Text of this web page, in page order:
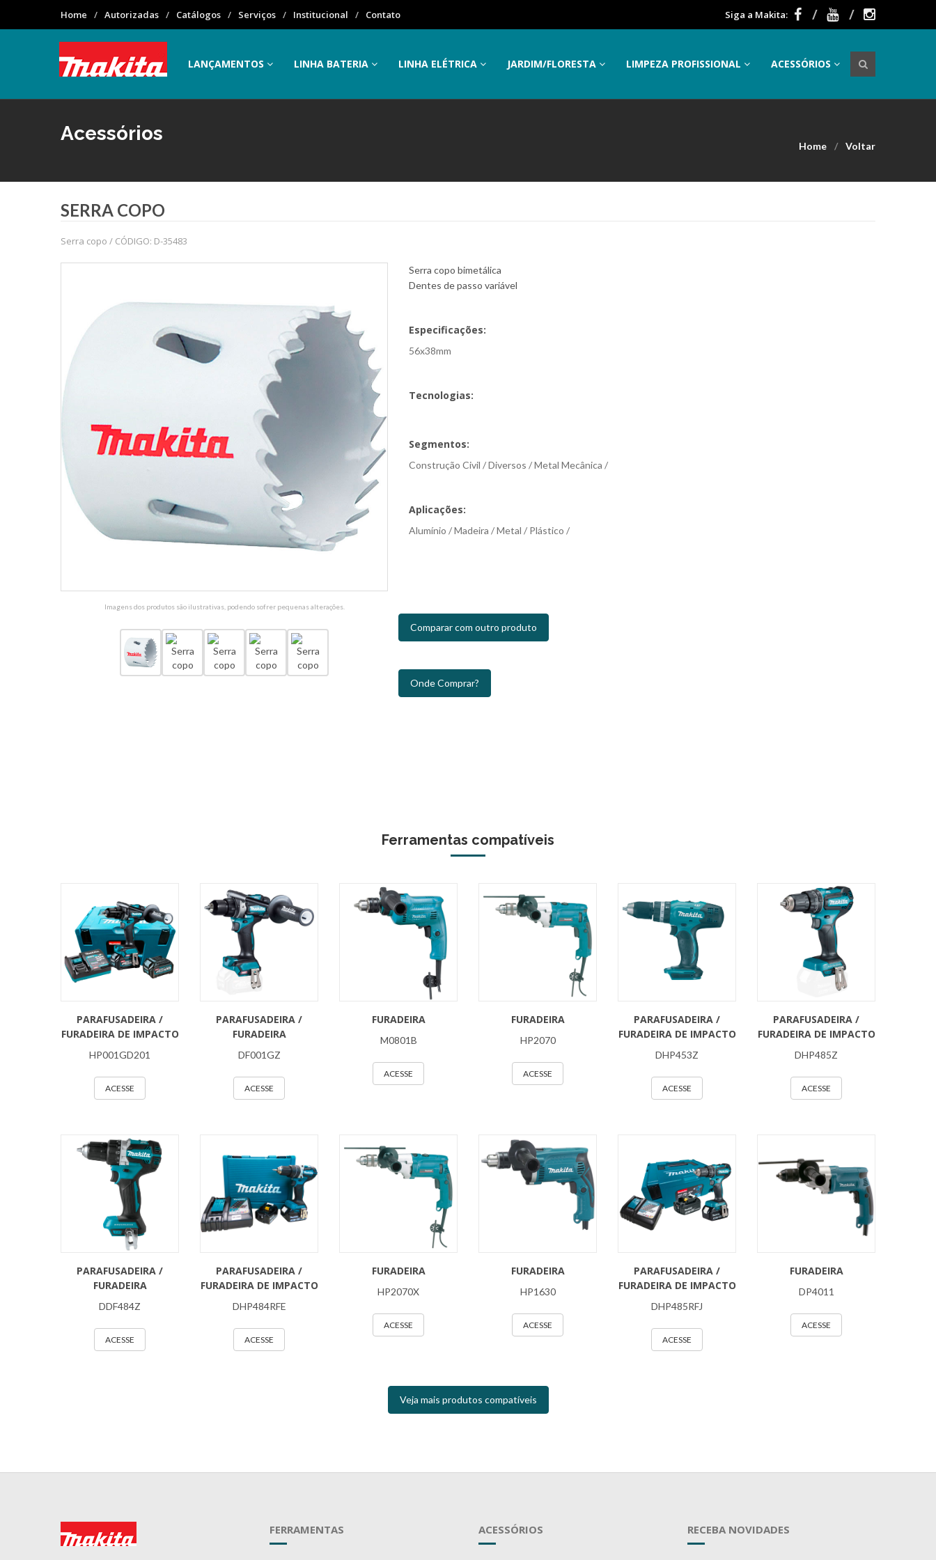
Home Autorizadas Catálogos Serviços Institucional Contato Siga a Makita:
LANÇAMENTOS LINHA BATERIA LINHA ELÉTRICA JARDIM/FLORESTA LIMPEZA PROFISSIONAL ACESSÓRIOS
Acessórios
Home Voltar
SERRA COPO
Serra copo / CÓDIGO: D-35483
Imagens dos produtos são ilustrativas, podendo sofrer pequenas alterações.
Serra copo bimetálica
Dentes de passo variável
Especificações:
56x38mm
Tecnologias:
Segmentos:
Construção Civil / Diversos / Metal Mecânica /
Aplicações:
Alumínio / Madeira / Metal / Plástico /
Comparar com outro produto
Onde Comprar?
Ferramentas compatíveis
PARAFUSADEIRA /
FURADEIRA DE IMPACTO
HP001GD201
ACESSE
PARAFUSADEIRA /
FURADEIRA
DF001GZ
ACESSE
FURADEIRA
M0801B
ACESSE
FURADEIRA
HP2070
ACESSE
PARAFUSADEIRA /
FURADEIRA DE IMPACTO
DHP453Z
ACESSE
PARAFUSADEIRA /
FURADEIRA DE IMPACTO
DHP485Z
ACESSE
PARAFUSADEIRA /
FURADEIRA
DDF484Z
ACESSE
PARAFUSADEIRA /
FURADEIRA DE IMPACTO
DHP484RFE
ACESSE
FURADEIRA
HP2070X
ACESSE
FURADEIRA
HP1630
ACESSE
PARAFUSADEIRA /
FURADEIRA DE IMPACTO
DHP485RFJ
ACESSE
FURADEIRA
DP4011
ACESSE
Veja mais produtos compatíveis
FERRAMENTAS ACESSÓRIOS RECEBA NOVIDADES